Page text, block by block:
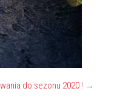
do sezonu 2020 ! →